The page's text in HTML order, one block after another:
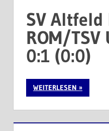
SV Altfeld
ROM/
0:1 (0:0)
WEITERLESEN